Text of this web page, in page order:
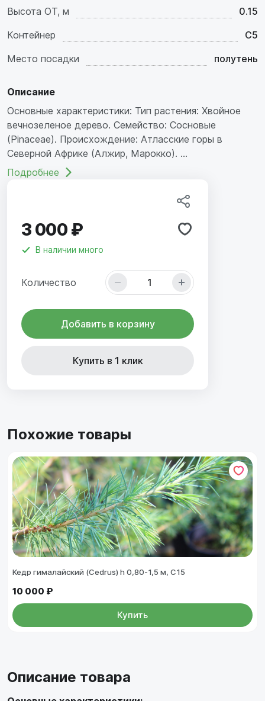
Высота ОТ, м
0.15
Контейнер
C5
Место посадки
полутень
Описание
Основные характеристики: Тип растения: Хвойное
вечнозеленое дерево. Семейство: Сосновые
(Pinaceae). Происхождение: Атласские горы в
Северной Африке (Алжир, Марокко). ...
Подробнее
3 000 ₽
В наличии много
Количество
Добавить в корзину
Купить в 1 клик
Похожие товары
Кедр гималайский (Cedrus) h 0,80-1,5 м, С15
10 000 ₽
Купить
Описание товара